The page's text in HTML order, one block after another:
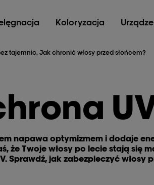
Koloryzacja
tajemnic. Jak chronić włosy przed słońcem?
napawa optymizmem i dodaje
że Twoje włosy po lecie stają się
Sprawdź, jak zabezpieczyć włosy